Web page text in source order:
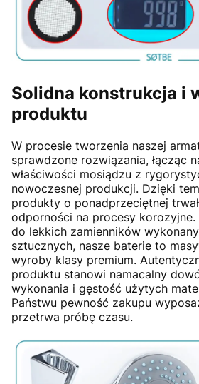
Solidna konstrukcja i
produktu
W procesie tworzenia naszej
sprawdzone rozwiązania, łącząc
właściwości mosiądzu z
nowoczesnej produkcji. Dzięki
produkty o ponadprzeciętnej
odporności na procesy
do lekkich zamienników
sztucznych, nasze baterie to
wyroby klasy premium.
produktu stanowi namacalny
wykonania i gęstość użytych
Państwu pewność zakupu
przetrwa próbę czasu.